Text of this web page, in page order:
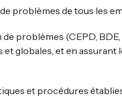
problèmes de tous les
problèmes (CEPD,
globales, et en assurant
et procédures